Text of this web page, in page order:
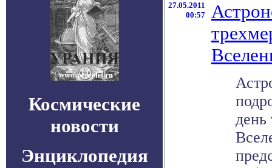
Космические
новости
Энциклопедия
27.05.2011
00:57
день